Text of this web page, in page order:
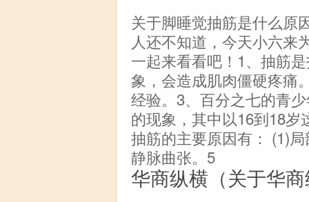
关于脚睡觉抽筋是什么原
人还不知道，今天小六来
一起来看看吧！1、抽筋
象，会造成肌肉僵硬疼痛
经验。3、百分之七的青
的现象，其中以16到18
抽筋的主要原因有： (1)
静脉曲张。5
华商纵横（关于华